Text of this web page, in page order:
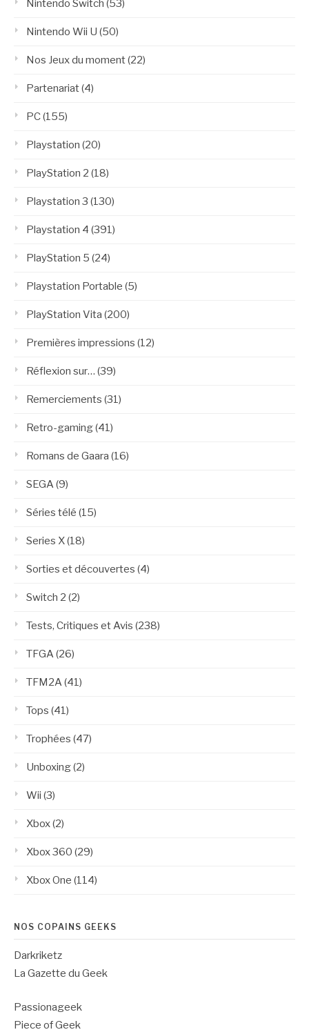
Nintendo Switch (53)
Nintendo Wii U (50)
Nos Jeux du moment(22)
Partenariat(4)
PC(155)
Playstation (20)
PlayStation 2 (18)
Playstation 3 (130)
Playstation 4 (391)
PlayStation 5 (24)
Playstation Portable (5)
PlayStation Vita (200)
Premières impressions (12)
Réflexion sur… (39)
Remerciements (31)
Retro-gaming(41)
Romans de Gaara (16)
SEGA(9)
Séries télé (15)
Series X(18)
Sorties et découvertes (4)
Switch 2 (2)
Tests, Critiques et Avis (238)
TFGA(26)
TFM2A(41)
Tops (41)
Trophées (47)
Unboxing(2)
Wii (3)
Xbox(2)
Xbox 360 (29)
Xbox One (114)
NOS COPAINS GEEKS
Darkriketz
La Gazette du Geek
Passionageek
Piece of Geek